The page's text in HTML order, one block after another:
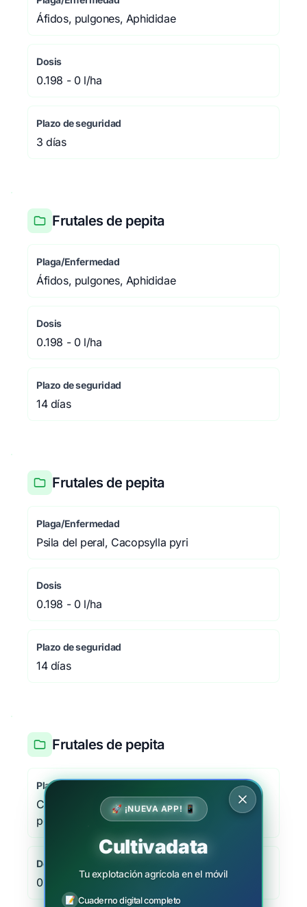
Áfidos, pulgones, Aphididae
Dosis
0.198 - 0 l/ha
Plazo de seguridad
3 días
Frutales de pepita
Plaga/Enfermedad
Áfidos, pulgones, Aphididae
Dosis
0.198 - 0 l/ha
Plazo de seguridad
14 días
Frutales de pepita
Plaga/Enfermedad
Psila del peral, Cacopsylla pyri
Dosis
0.198 - 0 l/ha
Plazo de seguridad
14 días
Frutales de pepita
Plaga/Enfermedad
Carpocapsa de manzanas y peras, Cydia
pomonella
Dosis
0.198 - 0 l/ha
🚀 ¡NUEVA APP! 📱
Cultivadata
Tu explotación agrícola en el móvil
📝 Cuaderno digital completo